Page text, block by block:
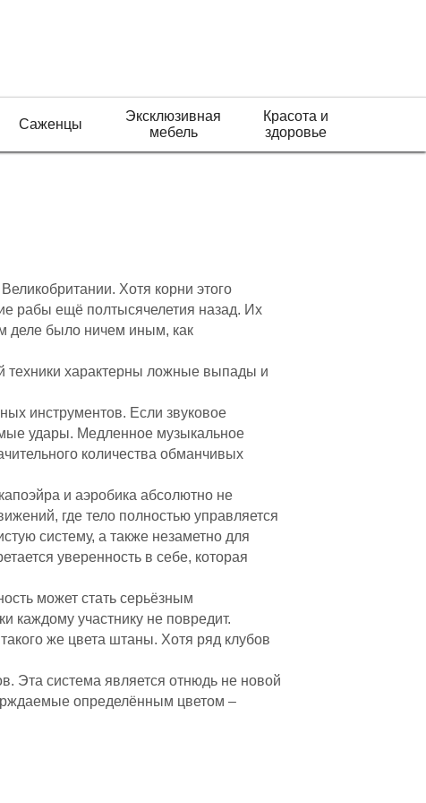
Саженцы
Эксклюзивная
мебель
Красота и
здоровье
Хотя корни этого
рабы ещё полтысячелетия назад. Их
деле было ничем иным, как
техники характерны ложные выпады и
инструментов. Если звуковое
удары. Медленное музыкальное
количества обманчивых
и аэробика абсолютно не
где тело полностью управляется
систему, а также незаметно для
уверенность в себе, которая
может стать серьёзным
каждому участнику не повредит.
же цвета штаны. Хотя ряд клубов
Эта система является отнюдь не новой
определённым цветом –